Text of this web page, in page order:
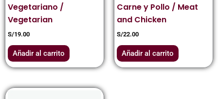
Vegetariano /
Vegetarian
S/19.00
Añadir al carrito
Carne y Pollo / Meat
and Chicken
S/22.00
Añadir al carrito